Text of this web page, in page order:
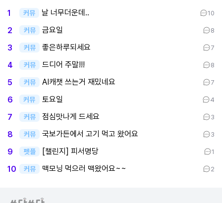
1 커뮤 날 너무더운데.. 10
2 커뮤 금요일 8
3 커뮤 좋은하루되세요 7
4 커뮤 드디어 주말!!! 8
5 커뮤 AI캐챗 쓰는거 재밌네요 7
6 커뮤 토요일 4
7 커뮤 점심맛나게 드세요 3
8 커뮤 국보가든에서 고기 먹고 왔어요 3
9 펫플 [챌린지] 피서명당 1
10 커뮤 맥모닝 먹으러 맥왔어요~~ 2